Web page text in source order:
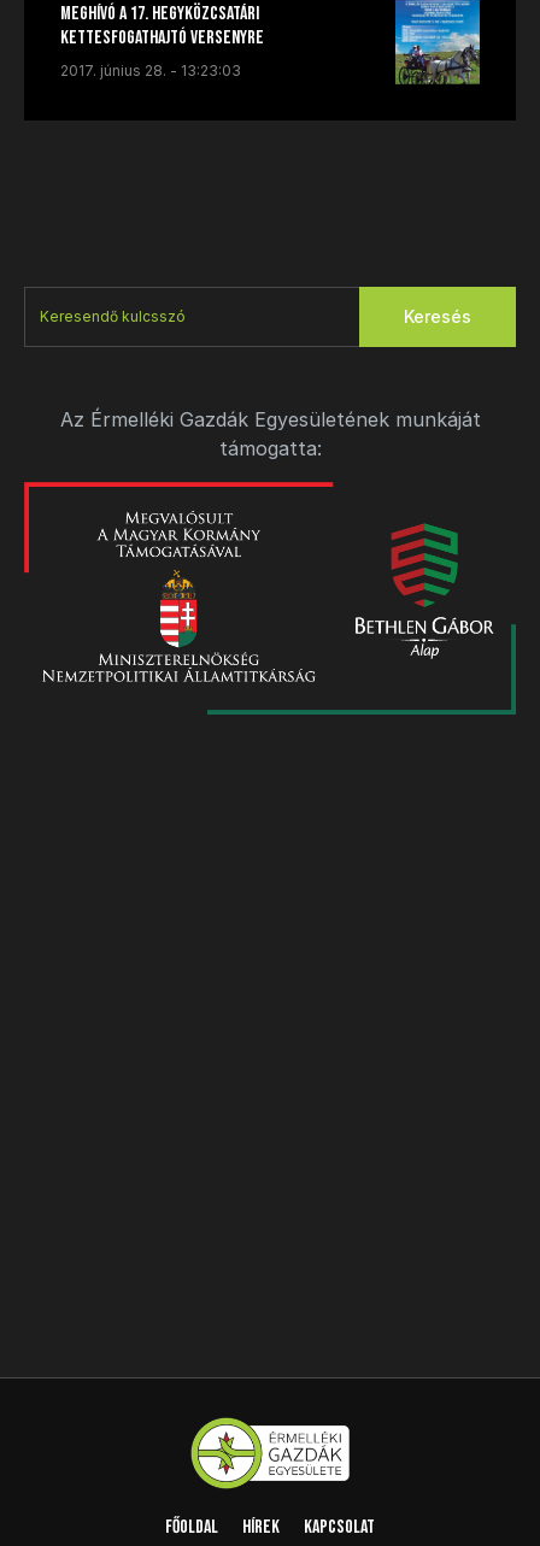
Meghívó a 17. hegyközcsatári
kettesfogathajtó versenyre
2017. június 28. - 13:23:03
Keresés
Az Érmelléki Gazdák Egyesületének munkáját
támogatta:
Főoldal Hírek Kapcsolat